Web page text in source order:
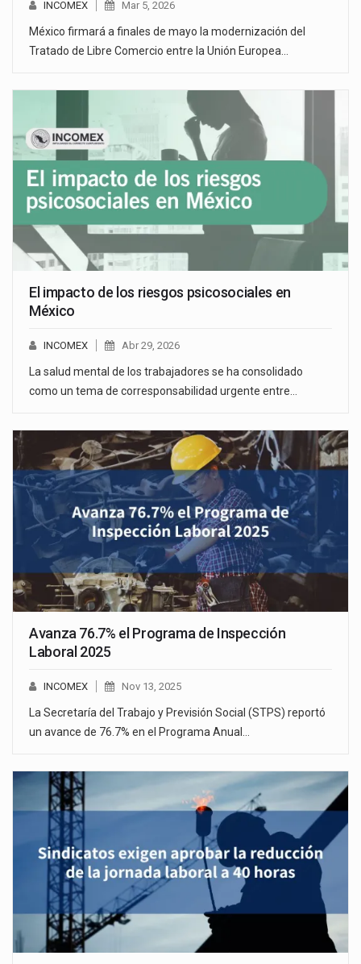
INCOMEX Mar 5, 2026
México firmará a finales de mayo la modernización del
Tratado de Libre Comercio entre la Unión Europea…
El impacto de los riesgos psicosociales en
México
INCOMEX Abr 29, 2026
La salud mental de los trabajadores se ha consolidado
como un tema de corresponsabilidad urgente entre…
Avanza 76.7% el Programa de Inspección
Laboral 2025
INCOMEX Nov 13, 2025
La Secretaría del Trabajo y Previsión Social (STPS) reportó
un avance de 76.7% en el Programa Anual…